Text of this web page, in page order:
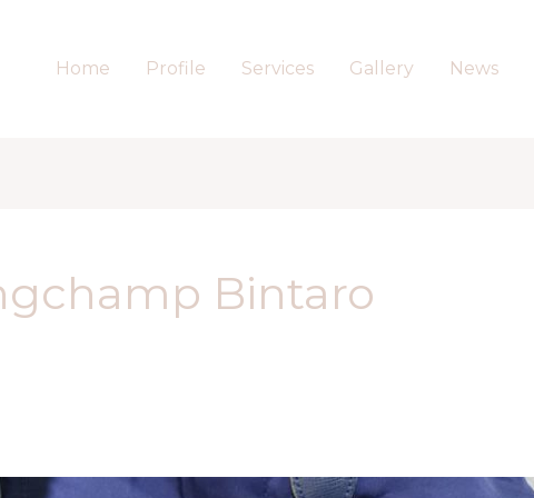
Home Profile Services Gallery News
Bintaro